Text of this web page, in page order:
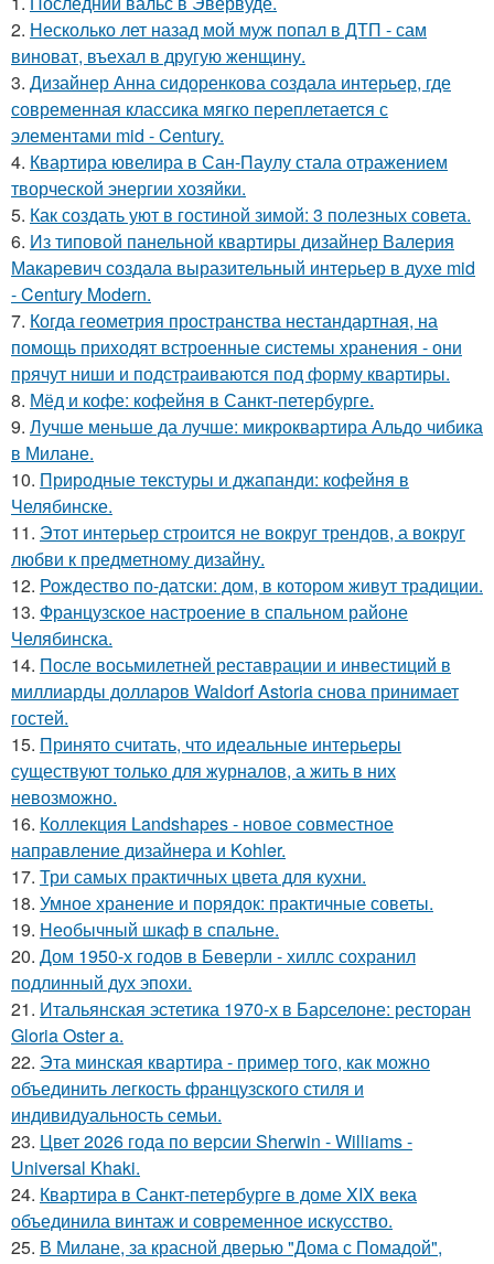
2. Несколько лет назад мой муж попал в ДТП - сам
виноват, въехал в другую женщину.
3. Дизайнер Анна сидоренкова создала интерьер, где
современная классика мягко переплетается с
элементами mid - Century.
4. Квартира ювелира в Сан-Паулу стала отражением
творческой энергии хозяйки.
5. Как создать уют в гостиной зимой: 3 полезных совета.
6. Из типовой панельной квартиры дизайнер Валерия
Макаревич создала выразительный интерьер в духе mid
- Century Modern.
7. Когда геометрия пространства нестандартная, на
помощь приходят встроенные системы хранения - они
прячут ниши и подстраиваются под форму квартиры.
8. Мёд и кофе: кофейня в Санкт-петербурге.
9. Лучше меньше да лучше: микроквартира Альдо чибика
в Милане.
10. Природные текстуры и джапанди: кофейня в
Челябинске.
11. Этот интерьер строится не вокруг трендов, а вокруг
любви к предметному дизайну.
12. Рождество по-датски: дом, в котором живут традиции.
13. Французское настроение в спальном районе
Челябинска.
14. После восьмилетней реставрации и инвестиций в
миллиарды долларов Waldorf Astoria снова принимает
гостей.
15. Принято считать, что идеальные интерьеры
существуют только для журналов, а жить в них
невозможно.
16. Коллекция Landshapes - новое совместное
направление дизайнера и Kohler.
17. Три самых практичных цвета для кухни.
18. Умное хранение и порядок: практичные советы.
19. Необычный шкаф в спальне.
20. Дом 1950-х годов в Беверли - хиллс сохранил
подлинный дух эпохи.
21. Итальянская эстетика 1970-х в Барселоне: ресторан
Gloria Oster a.
22. Эта минская квартира - пример того, как можно
объединить легкость французского стиля и
индивидуальность семьи.
23. Цвет 2026 года по версии Sherwin - Williams -
Universal Khaki.
24. Квартира в Санкт-петербурге в доме XIX века
объединила винтаж и современное искусство.
25. В Милане, за красной дверью "Дома с Помадой",